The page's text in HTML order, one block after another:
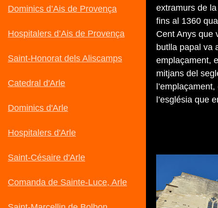
extramurs de
fins al 1360
Cent Anys que
butlla papal va
emplaçament,
mitjans del
l’església que